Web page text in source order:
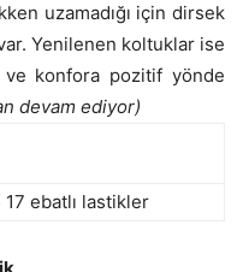
uzamadığı için dirsek
Yenilenen koltuklar ise
ve konfora pozitif yönde
devam ediyor)
ebatlı lastikler